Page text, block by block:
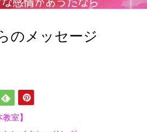
のメッセージ
室】